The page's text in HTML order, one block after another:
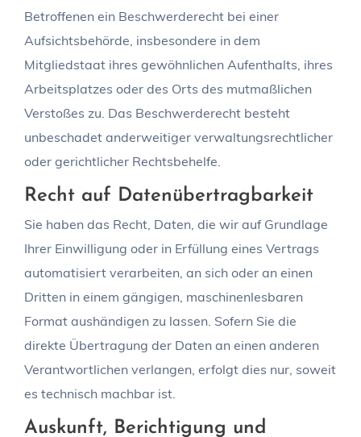
Betroffenen ein Beschwerderecht bei einer
Aufsichtsbehörde, insbesondere in dem
Mitgliedstaat ihres gewöhnlichen Aufenthalts, ihres
Arbeitsplatzes oder des Orts des mutmaßlichen
Verstoßes zu. Das Beschwerderecht besteht
unbeschadet anderweitiger verwaltungsrechtlicher
oder gerichtlicher Rechtsbehelfe.
Recht auf Daten­übertrag­barkeit
Sie haben das Recht, Daten, die wir auf Grundlage
Ihrer Einwilligung oder in Erfüllung eines Vertrags
automatisiert verarbeiten, an sich oder an einen
Dritten in einem gängigen, maschinenlesbaren
Format aushändigen zu lassen. Sofern Sie die
direkte Übertragung der Daten an einen anderen
Verantwortlichen verlangen, erfolgt dies nur, soweit
es technisch machbar ist.
Auskunft, Berichtigung und